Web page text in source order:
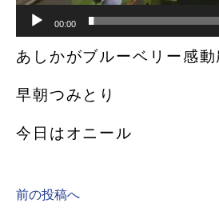
00:00
あしかがブルーベリー感動
早朝つみとり
今日はオニール
前の投稿へ